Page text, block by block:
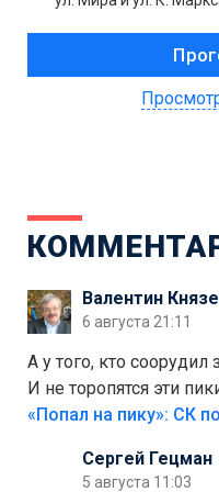
Валентин
6 августа 21:11
А у того, кто
И не торопятся эти
Сергей Гецман
5 августа 11:03